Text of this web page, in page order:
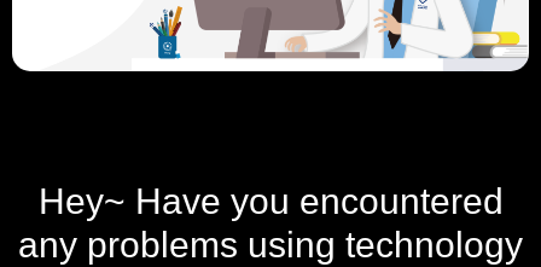
Hey~ Have you encountered
any problems using technology